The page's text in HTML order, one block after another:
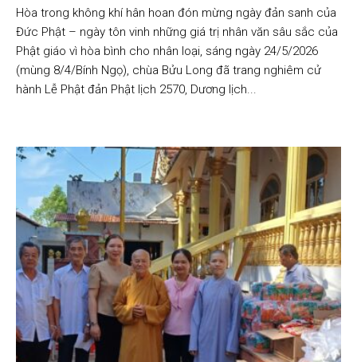
Hòa trong không khí hân hoan đón mừng ngày đản sanh của
Đức Phật – ngày tôn vinh những giá trị nhân văn sâu sắc của
Phật giáo vì hòa bình cho nhân loại, sáng ngày 24/5/2026
(mùng 8/4/Bính Ngọ), chùa Bửu Long đã trang nghiêm cử
hành Lễ Phật đản Phật lịch 2570, Dương lịch...